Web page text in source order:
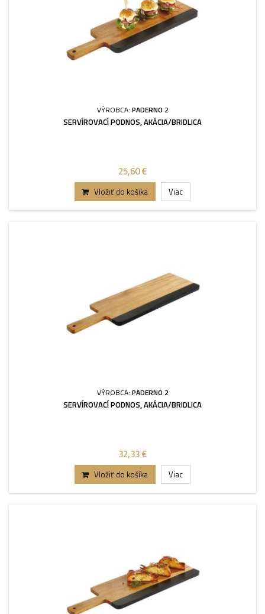
VÝROBCA: PADERNO 2
SERVÍROVACÍ PODNOS, AKÁCIA/BRIDLICA
25,60 €
Vložiť do košíka Viac
VÝROBCA: PADERNO 2
SERVÍROVACÍ PODNOS, AKÁCIA/BRIDLICA
32,33 €
Vložiť do košíka Viac